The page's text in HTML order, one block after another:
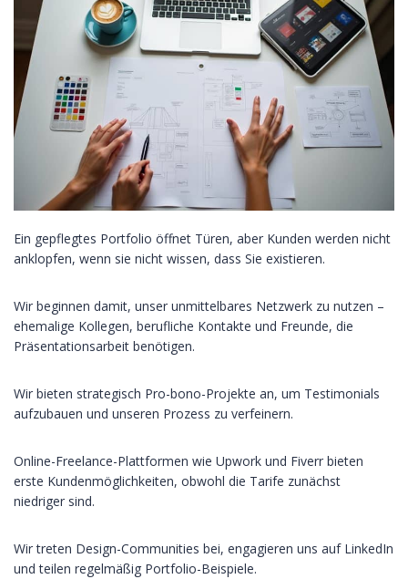
Ein gepflegtes Portfolio öffnet Türen, aber Kunden werden nicht
anklopfen, wenn sie nicht wissen, dass Sie existieren.
Wir beginnen damit, unser unmittelbares Netzwerk zu nutzen –
ehemalige Kollegen, berufliche Kontakte und Freunde, die
Präsentationsarbeit benötigen.
Wir bieten strategisch Pro-bono-Projekte an, um Testimonials
aufzubauen und unseren Prozess zu verfeinern.
Online-Freelance-Plattformen wie Upwork und Fiverr bieten
erste Kundenmöglichkeiten, obwohl die Tarife zunächst
niedriger sind.
Wir treten Design-Communities bei, engagieren uns auf LinkedIn
und teilen regelmäßig Portfolio-Beispiele.